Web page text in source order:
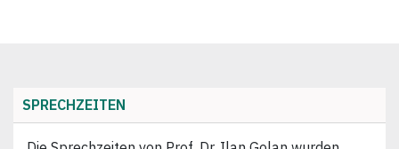
SPRECHZEITEN